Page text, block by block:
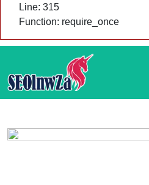
Line: 315
Function: require_once